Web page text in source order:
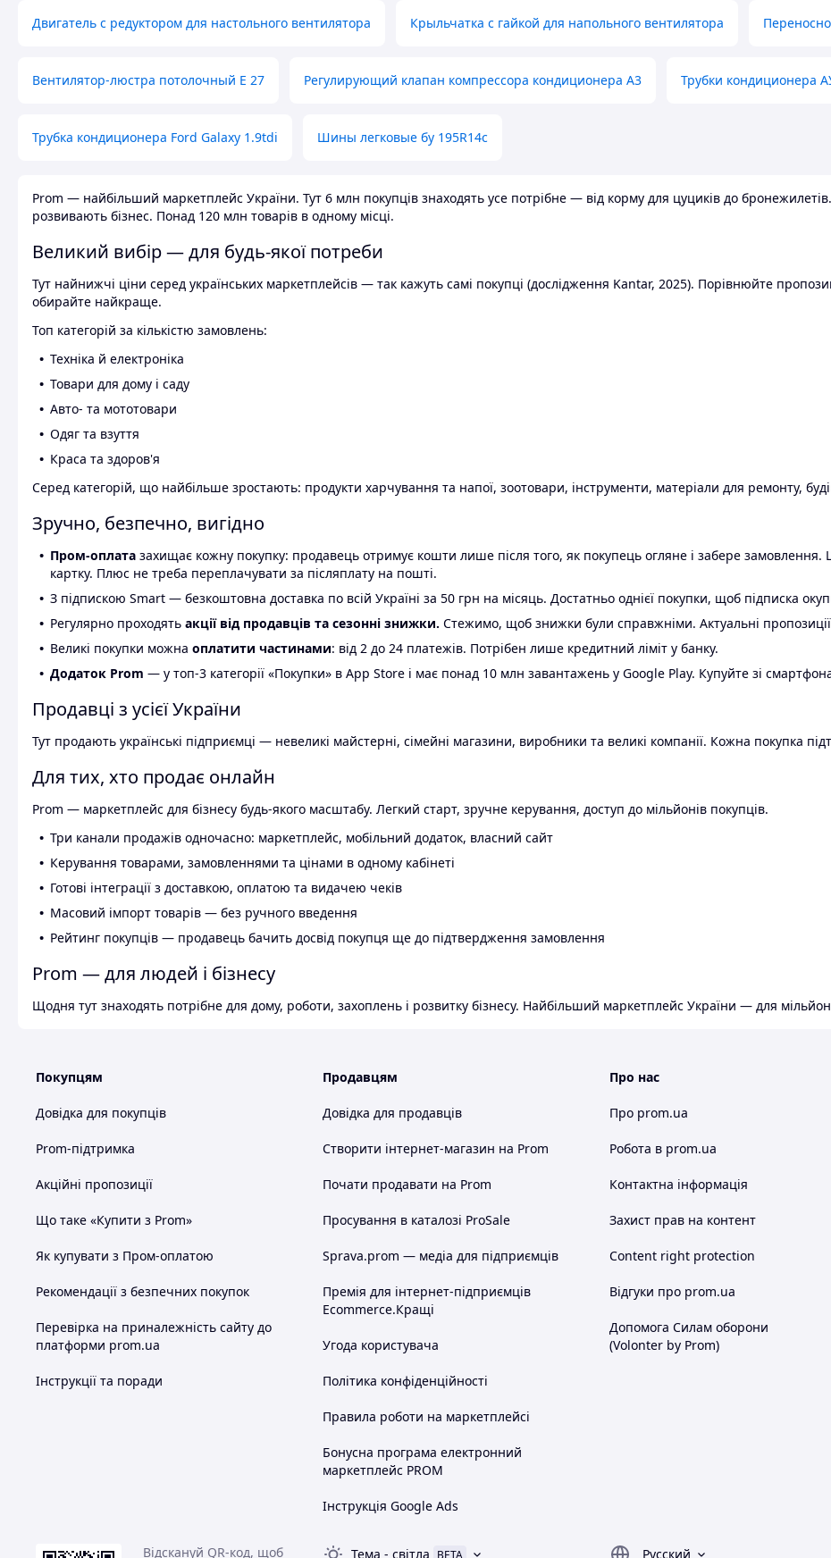
Двигатель с редуктором для настольного вентилятора Крыльчатка с гайкой для напольного вентилятора
Вентилятор-люстра потолочный E 27 Регулирующий клапан компрессора кондиционера А3 Трубки кондиционера
Трубка кондиционера Ford Galaxy 1.9tdi Шины легковые бу 195R14c
Prom — найбільший маркетплейс України. Тут 6 млн покупців знаходять усе потрібне — від корму для цуциків до бронежилетів.
розвивають бізнес. Понад 120 млн товарів в одному місці.
Великий вибір — для будь-якої потреби
Тут найнижчі ціни серед українських маркетплейсів — так кажуть самі покупці (дослідження Kantar, 2025). Порівнюйте
обирайте найкраще.
Топ категорій за кількістю замовлень:
Техніка й електроніка
Товари для дому і саду
Авто- та мототовари
Одяг та взуття
Краса та здоров'я
Серед категорій, що найбільше зростають: продукти харчування та напої, зоотовари, інструменти, матеріали для ремонту,
Зручно, безпечно, вигідно
Пром-оплата захищає кожну покупку: продавець отримує кошти лише після того, як покупець огляне і забере
картку. Плюс не треба переплачувати за післяплату на пошті.
З підпискою Smart — безкоштовна доставка по всій Україні за 50 грн на місяць. Достатньо однієї покупки, щоб підписка
Регулярно проходять акції від продавців та сезонні знижки. Стежимо, щоб знижки були справжніми. Актуальні
Великі покупки можна оплатити частинами: від 2 до 24 платежів. Потрібен лише кредитний ліміт у банку.
Додаток Prom — у топ-3 категорії «Покупки» в App Store і має понад 10 млн завантажень у Google Play. Купуйте зі
Продавці з усієї України
Тут продають українські підприємці — невеликі майстерні, сімейні магазини, виробники та великі компанії. Кожна покупка
Для тих, хто продає онлайн
Prom — маркетплейс для бізнесу будь-якого масштабу. Легкий старт, зручне керування, доступ до мільйонів покупців.
Три канали продажів одночасно: маркетплейс, мобільний додаток, власний сайт
Керування товарами, замовленнями та цінами в одному кабінеті
Готові інтеграції з доставкою, оплатою та видачею чеків
Масовий імпорт товарів — без ручного введення
Рейтинг покупців — продавець бачить досвід покупця ще до підтвердження замовлення
Prom — для людей і бізнесу
Щодня тут знаходять потрібне для дому, роботи, захоплень і розвитку бізнесу. Найбільший маркетплейс України — для
Покупцям
Довідка для покупців
Prom-підтримка
Акційні пропозиції
Що таке «Купити з Prom»
Як купувати з Пром-оплатою
Рекомендації з безпечних покупок
Перевірка на приналежність сайту до
платформи prom.ua
Інструкції та поради
Продавцям
Довідка для продавців
Створити інтернет-магазин на Prom
Почати продавати на Prom
Просування в каталозі ProSale
Sprava.prom — медіа для підприємців
Премія для інтернет-підприємців
Ecommerce.Кращі
Угода користувача
Політика конфіденційності
Правила роботи на маркетплейсі
Бонусна програма електронний
маркетплейс PROM
Інструкція Google Ads
Про нас
Про prom.ua
Робота в prom.ua
Контактна інформація
Захист прав на контент
Content right protection
Відгуки про prom.ua
Допомога Силам оборони
(Volonter by Prom)
Відскануй QR-код, щоб Тема - світла Русский